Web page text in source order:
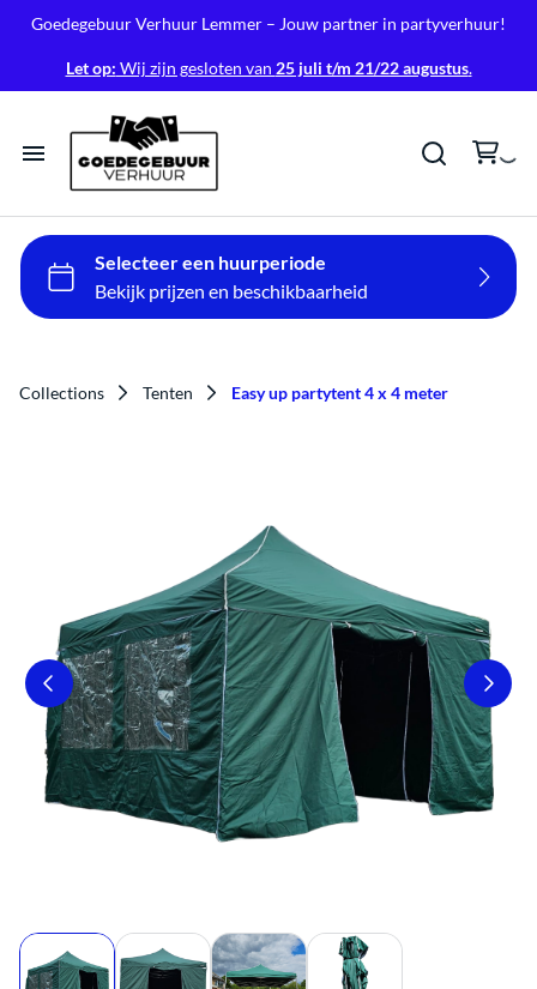
Goedegebuur Verhuur Lemmer – Jouw partner in partyverhuur!
Let op: Wij zijn gesloten van 25 juli t/m 21/22 augustus.
Home
Tenten
Catering
Bruiloft
Spellen
voordeelpakketten
Collections Tenten Easy up partytent 4 x 4 meter